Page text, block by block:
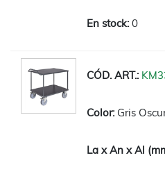
0
Gris